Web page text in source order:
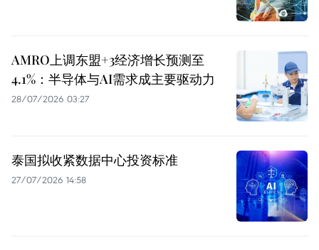
AMRO上调东盟+3经济增长预测至
4.1%：半导体与AI需求成主要驱动力
28/07/2026 03:27
泰国拟收紧数据中心投资标准
27/07/2026 14:58